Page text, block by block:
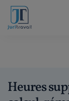
Heures